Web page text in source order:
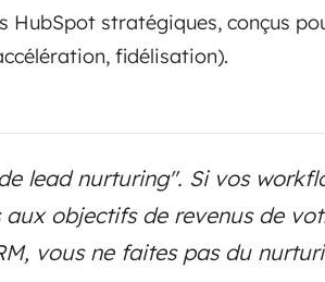
HubSpot stratégiques, conçus
fidélisation).
lead nurturing". Si vos
objectifs de revenus de
vous ne faites pas du